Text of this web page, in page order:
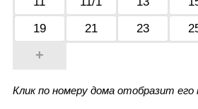
19
21 23
+
Клик по номеру дома отобразит его